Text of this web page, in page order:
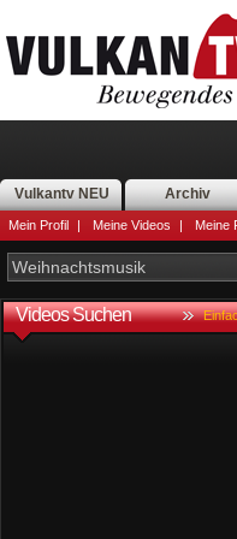
Vulkantv NEU Archiv
Mein Profil | Meine Videos | Meine
Videos Suchen